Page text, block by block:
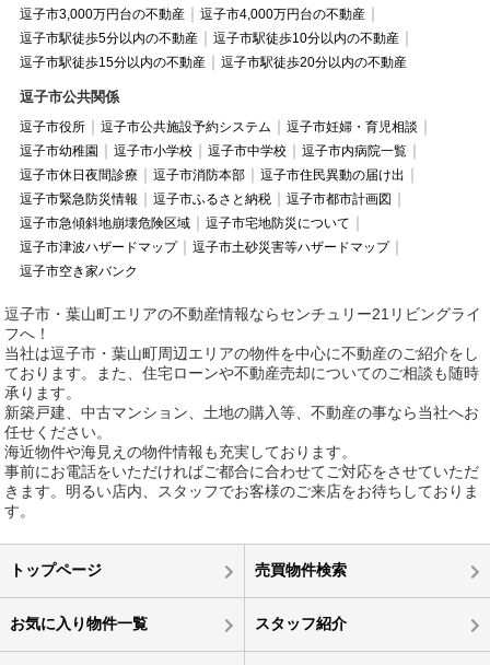
逗子市3,000万円台の不動産
逗子市4,000万円台の不動産
逗子市駅徒歩5分以内の不動産
逗子市駅徒歩10分以内の不動産
逗子市駅徒歩15分以内の不動産
逗子市駅徒歩20分以内の不動産
逗子市公共関係
逗子市役所 逗子市公共施設予約システム
逗子市妊婦・育児相談
逗子市幼稚園
逗子市小学校 逗子市中学校
逗子市内病院一覧
逗子市休日夜間診療
逗子市消防本部
逗子市住民異動の届け出
逗子市緊急防災情報
逗子市ふるさと納税
逗子市都市計画図
逗子市急傾斜地崩壊危険区域
逗子市宅地防災について
逗子市津波ハザードマップ
逗子市土砂災害等ハザードマップ
逗子市空き家バンク
逗子市・葉山町エリアの不動産情報ならセンチュリー21リビングライ
フへ！
当社は逗子市・葉山町周辺エリアの物件を中心に不動産のご紹介をし
ております。また、住宅ローンや不動産売却についてのご相談も随時
承ります。
新築戸建、中古マンション、土地の購入等、不動産の事なら当社へお
任せください。
海近物件や海見えの物件情報も充実しております。
事前にお電話をいただければご都合に合わせてご対応をさせていただ
きます。明るい店内、スタッフでお客様のご来店をお待ちしておりま
す。
トップページ 売買物件検索
お気に入り物件一覧 スタッフ紹介